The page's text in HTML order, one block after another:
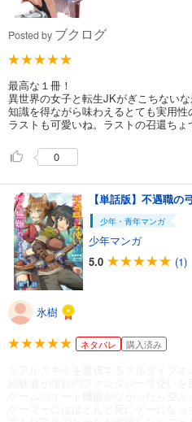
Posted by ブクログ
最高な１冊！
異世界の女子と転生JKがぎこちない
知識を得ながら味わえるとても実用
ラストも可愛いね。ラストの召還ちょ
0
少年・青年マンガ
少年マンガ
5.0
(1)
氷樹
ネタバレ 購入済み